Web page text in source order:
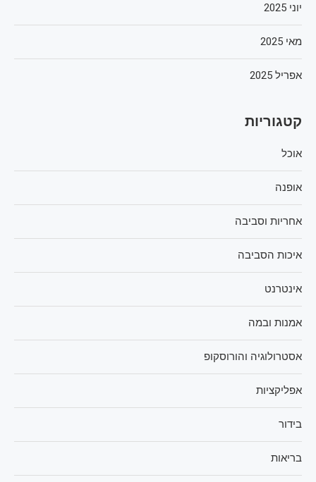
יוני 2025
מאי 2025
אפריל 2025
קטגוריות
אוכל
אופנה
אחריות וסביבה
איכות הסביבה
אינטרנט
אמנות ובמה
אסטרולוגיה והורוסקופ
אפליקציות
בידור
בריאות